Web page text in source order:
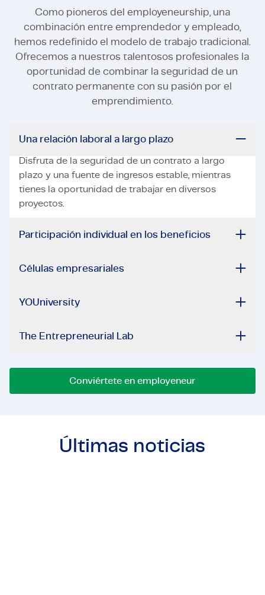
Como pioneros del employeneurship, una
combinación entre emprendedor y empleado,
hemos redefinido el modelo de trabajo tradicional.
Ofrecemos a nuestros talentosos profesionales la
oportunidad de combinar la seguridad de un
contrato permanente con su pasión por el
emprendimiento.
Una relación laboral a largo plazo
Disfruta de la seguridad de un contrato a largo
plazo y una fuente de ingresos estable, mientras
tienes la oportunidad de trabajar en diversos
proyectos.
Participación individual en los beneficios
Células empresariales
YOUniversity
The Entrepreneurial Lab
Conviértete en employeneur
Últimas noticias